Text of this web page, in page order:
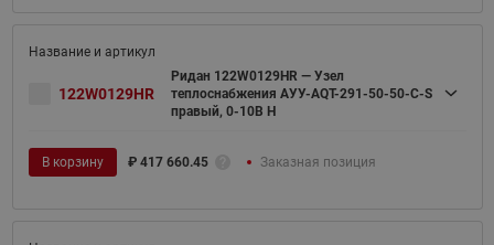
122W0129HR
Ридан 122W0129HR — Узел
теплоснабжения АУУ-AQT-291-50-50-C-S
правый, 0-10В H
В корзину ₽ 417 660.45 Заказная позиция